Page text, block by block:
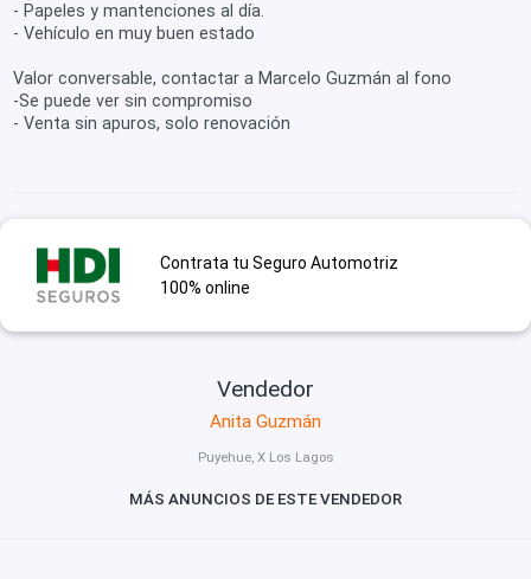
- Papeles y mantenciones al día.
- Vehículo en muy buen estado
Valor conversable, contactar a Marcelo Guzmán al fono
-Se puede ver sin compromiso
- Venta sin apuros, solo renovación
Contrata tu Seguro Automotriz
100% online
Vendedor
Anita Guzmán
Puyehue, X Los Lagos
MÁS ANUNCIOS DE ESTE VENDEDOR